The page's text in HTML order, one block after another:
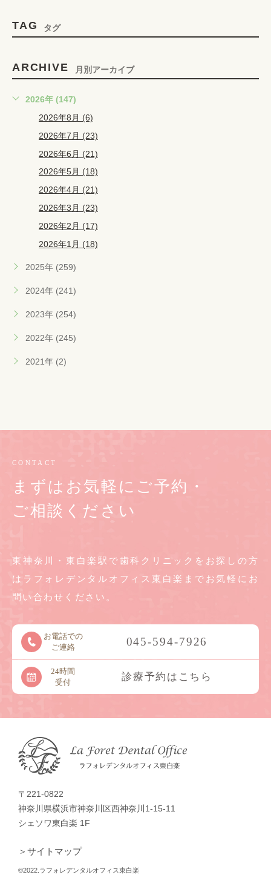
TAG タグ
ARCHIVE 月別アーカイブ
2026年 (147)
2026年8月 (6)
2026年7月 (23)
2026年6月 (21)
2026年5月 (18)
2026年4月 (21)
2026年3月 (23)
2026年2月 (17)
2026年1月 (18)
2025年 (259)
2024年 (241)
2023年 (254)
2022年 (245)
2021年 (2)
CONTACT
まずはお気軽にご予約・
ご相談ください
東神奈川・東白楽駅で歯科クリニックをお探しの方
は ラフォレデンタルオフィス東白楽までお気軽に お
問い合わせください。
お電話での
ご連絡
045-594-7926
24時間
受付
診療予約はこちら
〒221-0822
神奈川県横浜市神奈川区西神奈川1-15-11
シェソワ東白楽 1F
＞サイトマップ
©2022.ラフォレデンタルオフィス東白楽